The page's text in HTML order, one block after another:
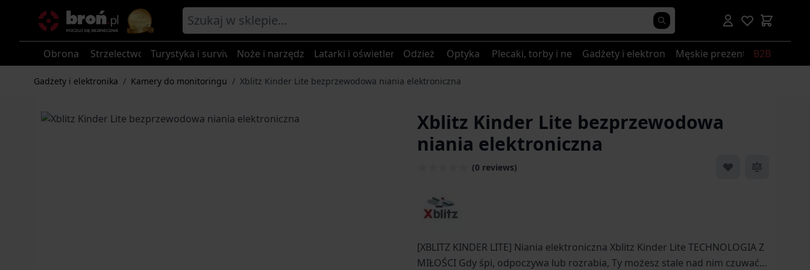
Obrona Strzelectwo Turystyka i survival Noże i narzędzia Latarki i oświetlenieOdzież Optyka Plecaki, torby i nerkiGadżety i elektronikaMęskie prezenty B2B
Gadżety i elektronika / Kamery do monitoringu / Xblitz Kinder Lite bezprzewodowa niania elektroniczna
Xblitz Kinder Lite bezprzewodowa
niania elektroniczna
(0 reviews)
[XBLITZ KINDER LITE] Niania elektroniczna Xblitz Kinder Lite TECHNOLOGIA Z
MIŁOŚCI Gdy śpi, odpoczywa lub rozrabia, Ty możesz stale nad nim czuwać.